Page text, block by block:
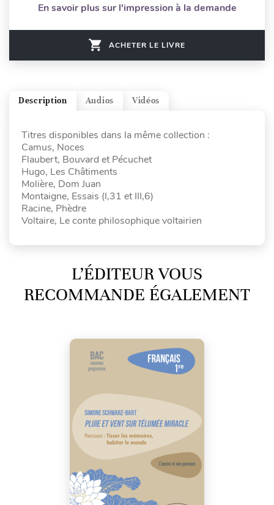
En savoir plus sur l'impression à la demande
ACHETER LE LIVRE
Vidéos
Audios
Description
Titres disponibles dans la même collection :
Camus, Noces
Flaubert, Bouvard et Pécuchet
Hugo, Les Châtiments
Molière, Dom Juan
Montaigne, Essais (I,31 et III,6)
Racine, Phèdre
Voltaire, Le conte philosophique voltairien
L’ÉDITEUR VOUS
RECOMMANDE ÉGALEMENT